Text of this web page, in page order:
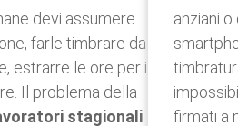
devi assumere
farle timbrare da
estrarre le ore per i
Il problema della
stagionali
anziani
firmati a